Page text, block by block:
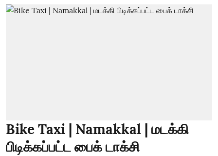
Bike Taxi | Namakkal | மடக்கி
பிடிக்கப்பட்ட பைக் டாக்சி